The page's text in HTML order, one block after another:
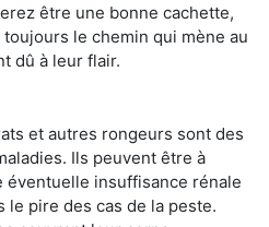
être une bonne cachette,
le chemin qui mène au
dû à leur flair.
et autres rongeurs sont des
Ils peuvent être à
insuffisance rénale
le pire des cas de la peste.